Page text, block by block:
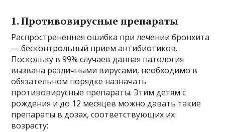
1. Противовирусные препараты
Распространенная ошибка при лечении бронхита
— бесконтрольный прием антибиотиков.
Поскольку в 99% случаев данная патология
вызвана различными вирусами, необходимо в
обязательном порядке назначать
противовирусные препараты. Этим детям с
рождения и до 12 месяцев можно давать такие
препараты в дозах, соответствующих их
возрасту: